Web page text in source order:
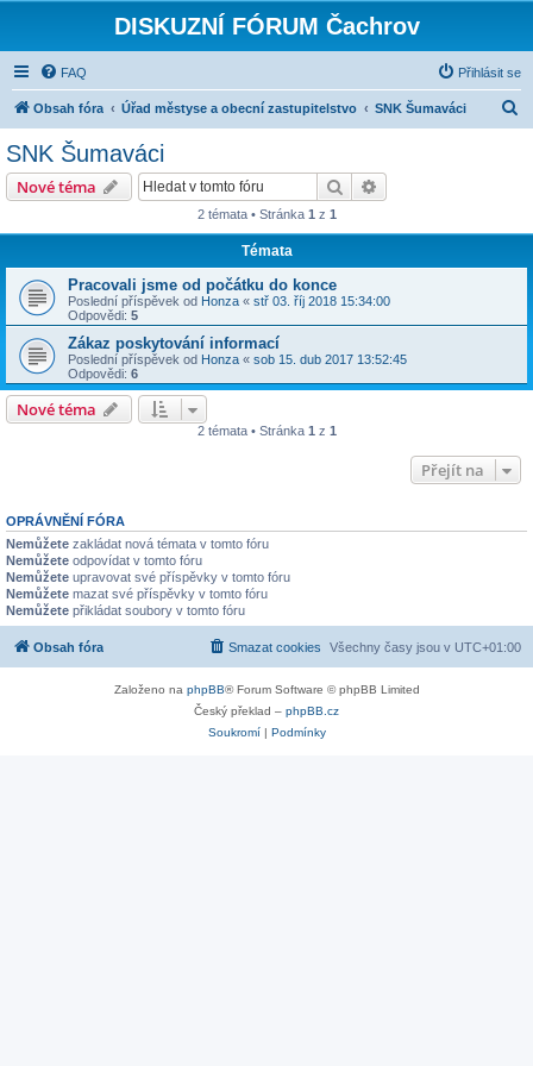
DISKUZNÍ FÓRUM Čachrov
FAQ Přihlásit se
Obsah fóra Úřad městyse a obecní zastupitelstvo SNK Šumaváci
SNK Šumaváci
Nové téma Hledat
2 témata • Stránka 1 z 1
Témata
Pracovali jsme od počátku do konce
Poslední příspěvek od Honza « stř 03. říj 2018 15:34:00
Odpovědi: 5
Zákaz poskytování informací
Poslední příspěvek od Honza « sob 15. dub 2017 13:52:45
Odpovědi: 6
Nové téma
2 témata • Stránka 1 z 1
Přejít na
OPRÁVNĚNÍ FÓRA
Nemůžete zakládat nová témata v tomto fóru
Nemůžete odpovídat v tomto fóru
Nemůžete upravovat své příspěvky v tomto fóru
Nemůžete mazat své příspěvky v tomto fóru
Nemůžete přikládat soubory v tomto fóru
Obsah fóra Všechny časy jsou v UTC+01:00
Smazat cookies
Založeno na phpBB® Forum Software © phpBB Limited
Český překlad – phpBB.cz
Soukromí| Podmínky